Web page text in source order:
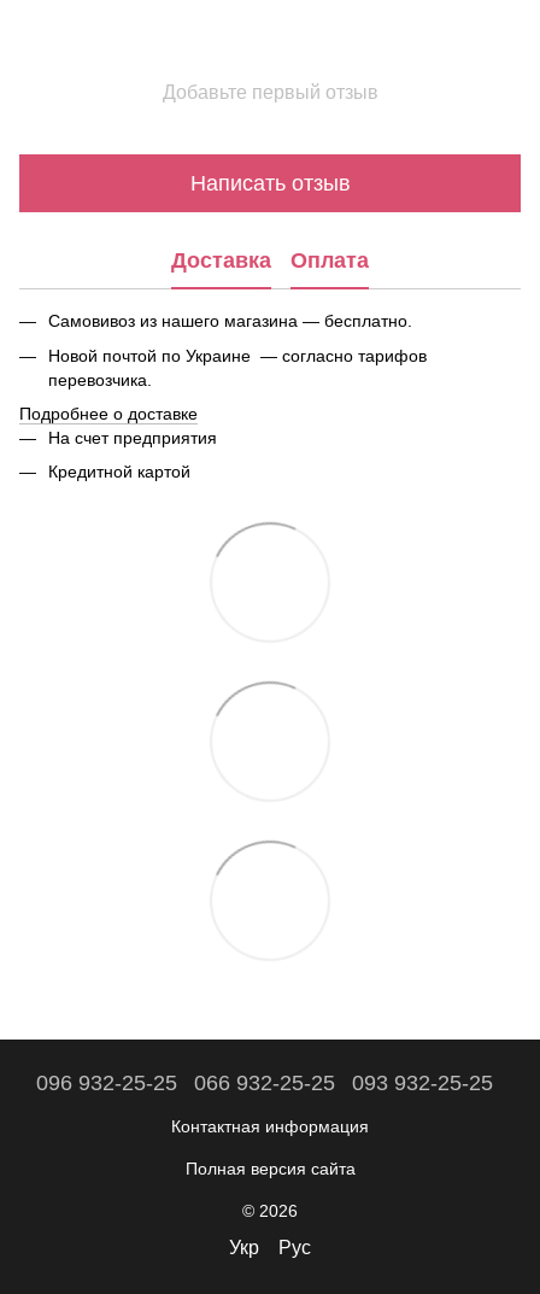
Добавьте первый отзыв
Написать отзыв
Доставка Оплата
Самовивоз из нашего магазина — бесплатно.
Новой почтой по Украине — согласно тарифов
перевозчика.
Подробнее о доставке
На счет предприятия
Кредитной картой
096 932-25-25 066 932-25-25 093 932-25-25
Контактная информация
Полная версия сайта
© 2026
Укр Рус